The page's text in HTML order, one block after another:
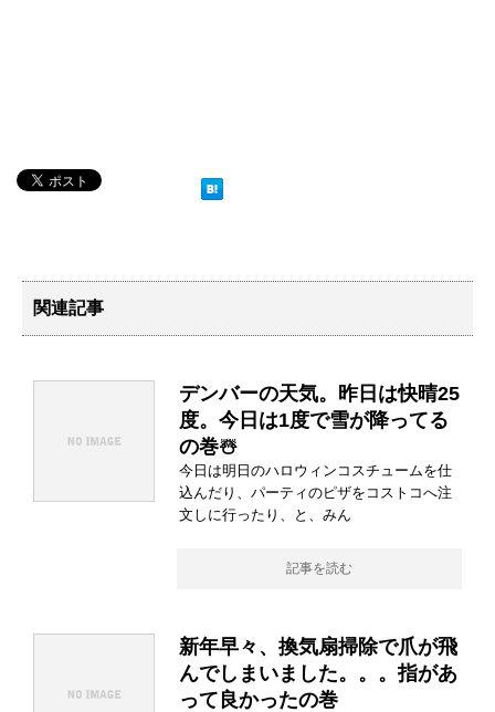
関連記事
デンバーの天気。昨日は快晴25
度。今日は1度で雪が降ってる
の巻☃️
今日は明日のハロウィンコスチュームを仕
込んだり、パーティのピザをコストコへ注
文しに行ったり、と、みん
記事を読む
新年早々、換気扇掃除で爪が飛
んでしまいました。。。指があ
って良かったの巻